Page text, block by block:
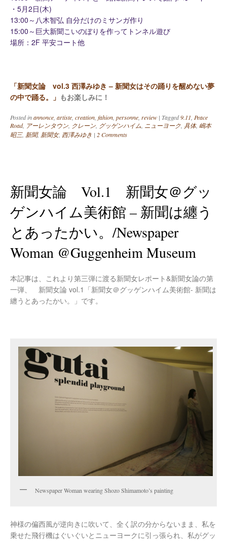
・5月2日(木)
13:00～八木智弘 自分だけのミサンガ作り
15:00～巨大新聞こいのぼりを作ってトンネル遊び
場所：2F 平安コート他
「新聞女論 vol.3 西澤みゆき – 新聞女はその踊りを醒めない夢
の中で踊る。」 もお楽しみに！
Posted inannonce artiste creation fahion personne review | Tagged9.11 Peace
Road, アーレンタウン クレーン グッゲンハイム ニューヨーク 具体, 嶋本
昭三, 新聞, 新聞女, 西澤みゆき | 2 Comments
新聞女論 Vol.1 新聞女＠グッ
ゲンハイム美術館 – 新聞は纏う
とあったかい。/Newspaper
Woman @guggenheim Museum
本記事は、これより第三弾に渡る新聞女レポート&新聞女論の第
一弾、 新聞女論 vol.1「新聞女＠グッゲンハイム美術館- 新聞は
纏うとあったかい。」です。
Newspaper Woman wearing Shozo Shimamoto’s painting
神様の偏西風が逆向きに吹いて、全く訳の分からないまま、私を
乗せた飛行機はぐいぐいとニューヨークに引っ張られ、私がグッ